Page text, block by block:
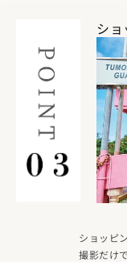
シ
ショッピ
撮影だけ